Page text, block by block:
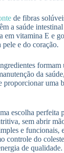
de fibras
a saúde
em vitamina E e
e do coração.
formam
da
proporcionar uma
escolha perfeita
sem abrir
e funcionais,
controle do
de qualidade.